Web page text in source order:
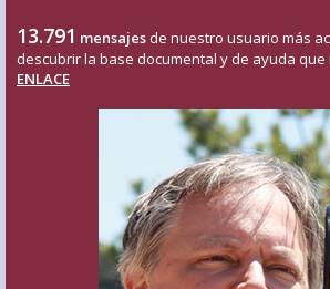
13.791 mensajes de nuestro usuario más
descubrir la base documental y de ayuda
ENLACE